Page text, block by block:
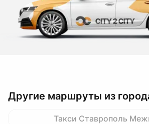
Другие маршруты из
Такси Ставрополь